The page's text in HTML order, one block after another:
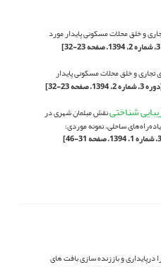
و خلق محلات مسکونی پایدار مورد
و خلق محلات مسکونی پایدار
شماره 2، 1394، صفحه 23-32]
شناختینقش مبلمان شهری در
ساحلی، نمونه موردی:
درپایداری و باززنده سازی بافت های